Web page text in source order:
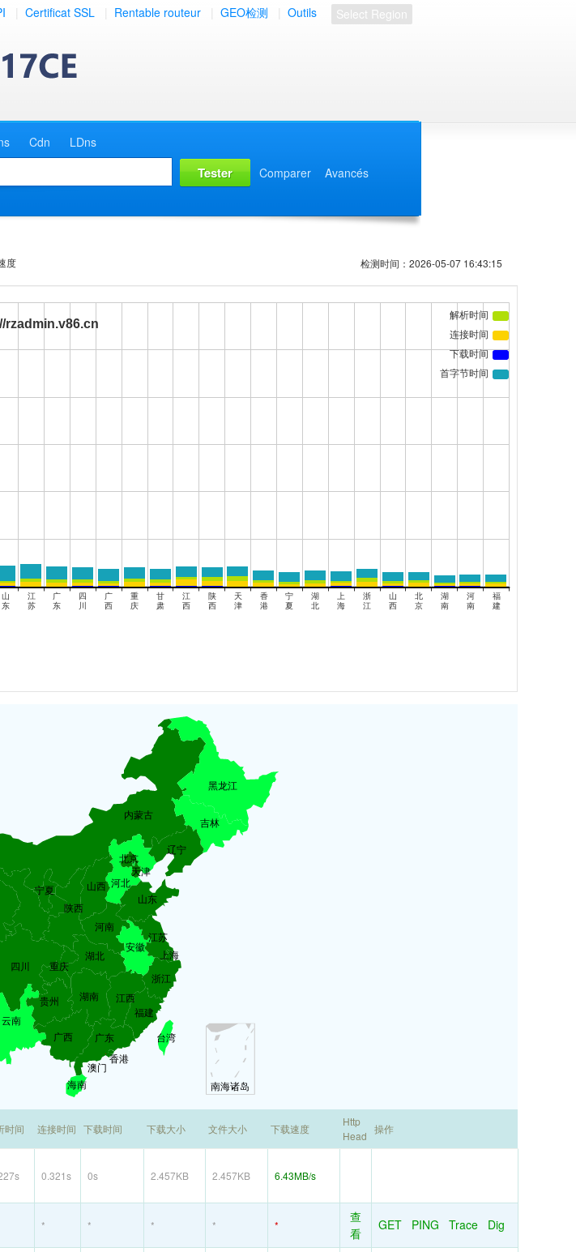
Certificat SSL Rentable routeur GEO检测 Outils Select Region
Cdn
LDns
Comparer
Avancés
度 检测时间：2026-05-07 16:43:15
时间 连接时间 下载时间 下载大小 文件大小 下载速度
Http
Head
操作
0.321s 0s 2.457KB 2.457KB 6.43MB/s
* * * * *
查
看
GET PING Trace Dig